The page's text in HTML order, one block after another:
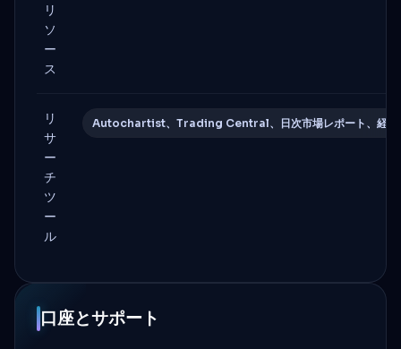
リ
ソ
ー
ス
リ
サ
ー
チ
ツ
ー
ル
Autochartist、Trading Central、日次市場レポート、経済
口座とサポート